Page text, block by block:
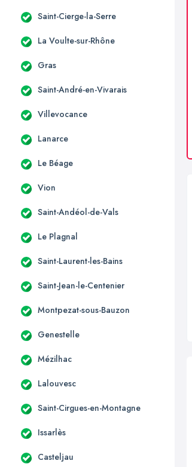
Saint-Cierge-la-Serre
La Voulte-sur-Rhône
Gras
Saint-André-en-Vivarais
Villevocance
Lanarce
Le Béage
Vion
Saint-Andéol-de-Vals
Le Plagnal
Saint-Laurent-les-Bains
Saint-Jean-le-Centenier
Montpezat-sous-Bauzon
Genestelle
Mézilhac
Lalouvesc
Saint-Cirgues-en-Montagne
Issarlès
Casteljau